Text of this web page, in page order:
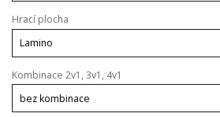
Hrací plocha
Kombinace 2v1, 3v1, 4v1